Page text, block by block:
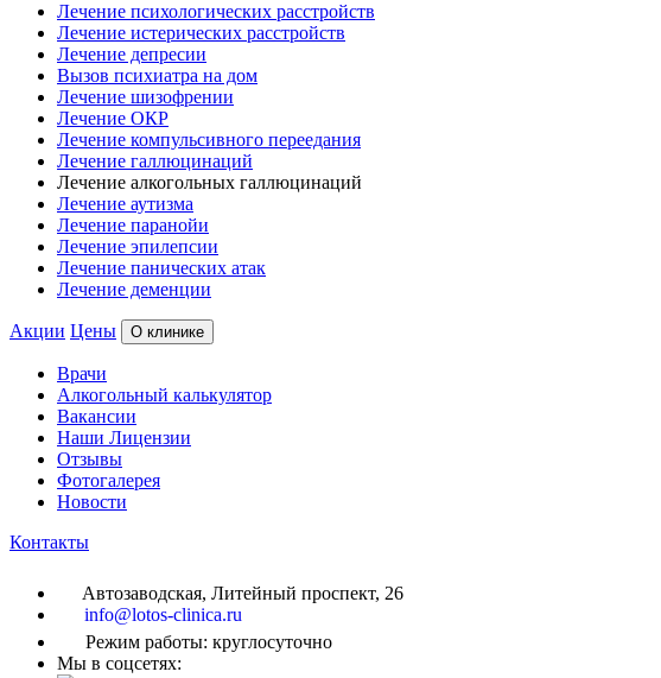
Лечение психологических расстройств
Лечение истерических расстройств
Лечение депресии
Вызов психиатра на дом
Лечение шизофрении
Лечение ОКР
Лечение компульсивного переедания
Лечение галлюцинаций
Лечение алкогольных галлюцинаций
Лечение аутизма
Лечение паранойи
Лечение эпилепсии
Лечение панических атак
Лечение деменции
Акции Цены О клинике
Врачи
Алкогольный калькулятор
Вакансии
Наши Лицензии
Отзывы
Фотогалерея
Новости
Контакты
Автозаводская, Литейный проспект, 26
info@lotos-clinica.ru
Режим работы: круглосуточно
Мы в соцсетях: